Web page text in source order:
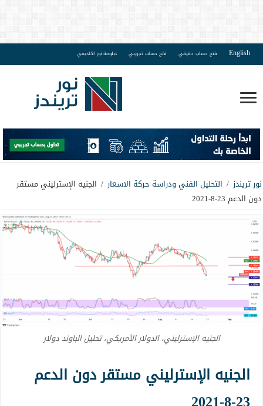
English فتح حساب حقيقي فتح حساب تجريبي دبلومة نور اكاديمي
نور تريندز / التحليل الفني ودراسة حركة الاسعار / الجنيه الإسترليني مستقر
دون الدعم 23-8-2021
الجنيه الإسترليني، الدولار الأمريكي، تحليل الباوند دولار
الجنيه الإسترليني مستقر دون الدعم